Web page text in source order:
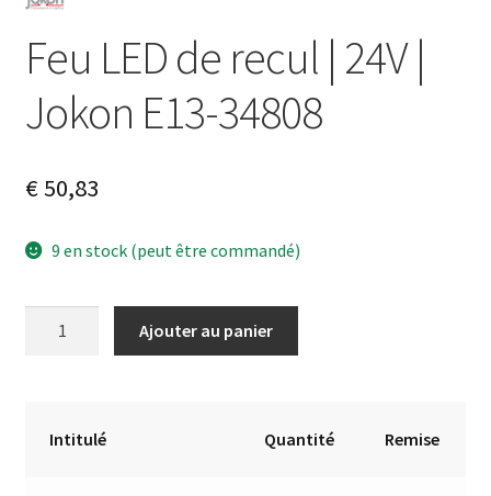
Feu LED de recul | 24V |
Jokon E13-34808
€50,83
9 en stock (peut être commandé)
Ajouter au panier
Intitulé Quantité Remise